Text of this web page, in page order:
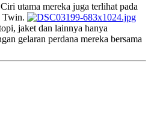
utama mereka juga terlihat pada
Twin.
jaket dan lainnya hanya
gelaran perdana mereka bersama